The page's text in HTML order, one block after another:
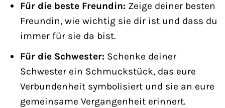
Für die beste Freundin:Zeige deiner besten
Freundin, wie wichtig sie dir ist und dass du
immer für sie da bist.
Für die Schwester:Schenke deiner
Schwester ein Schmuckstück, das eure
Verbundenheit symbolisiert und sie an eure
gemeinsame Vergangenheit erinnert.